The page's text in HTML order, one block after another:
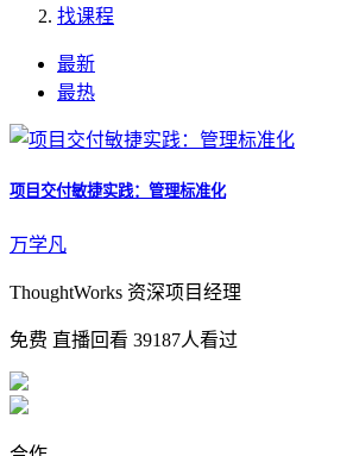
找课程
最新
最热
项目交付敏捷实践：管理标准化
万学凡
ThoughtWorks 资深项目经理
免费 直播回看 39187人看过